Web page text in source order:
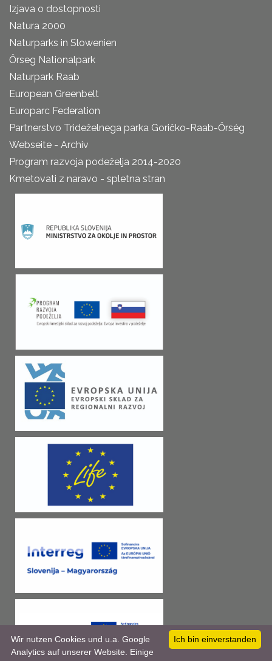
Izjava o dostopnosti
Natura 2000
Naturparks in Slowenien
Őrseg Nationalpark
Naturpark Raab
European Greenbelt
Europarc Federation
Partnerstvo Trideželnega parka Goričko-Raab-Őrség
Webseite - Archiv
Program razvoja podeželja 2014-2020
Kmetovati z naravo - spletna stran
Ich bin einverstanden
Wir nutzen Cookies und u.a. Google
Analytics auf unserer Website. Einige